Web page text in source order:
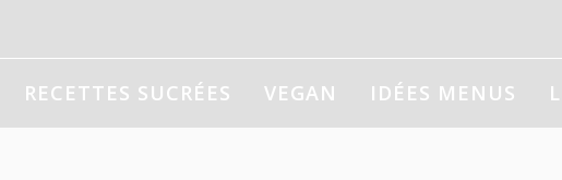
RECETTES SUCRÉES VEGAN IDÉES MENUS